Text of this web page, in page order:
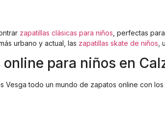
zapatillas clásicas para niños , perfectas
urbano y actual, las zapatillas skate de niños
para niños en
Vesga todo un mundo de zapatos online con